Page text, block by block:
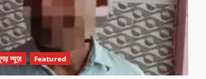
न्यूज़ Featured